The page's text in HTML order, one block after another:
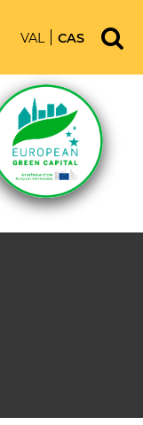
VAL CAS